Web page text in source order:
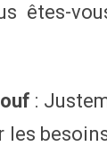
êtes-
:
les